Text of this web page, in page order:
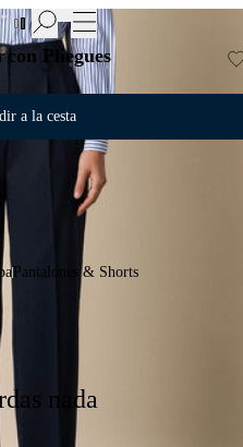
Rebajas | Hasta 50%
Pliegues
a la cesta
Pantalones & Shorts
nada